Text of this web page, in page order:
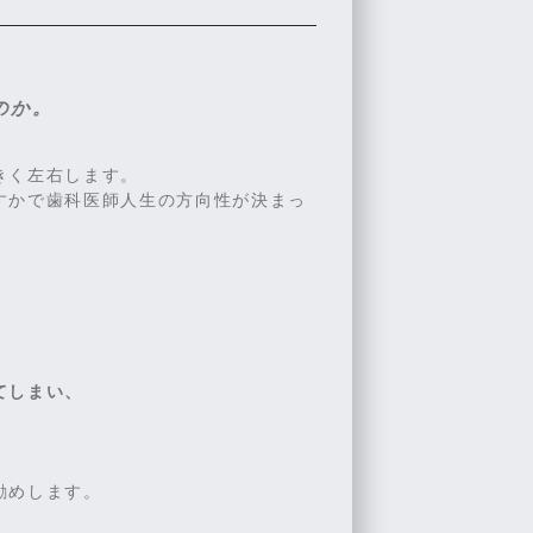
。
左右します。
で歯科医師人生の方向性が決まっ
まい、
します。